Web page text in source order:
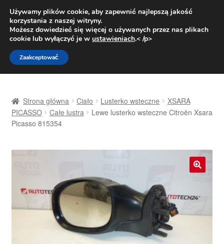
DOSTAWA od 31 zł
Pn.-pt. 9:00-16:00800 003 167
Przejdź
do
nawigacji
Przejdź
do
treści
Dostawa
Moje konto
Strona główna Ciało Lusterko wsteczne
XSARA
PICASSO
Całe lustra
Lewe lusterko wsteczne Citroën Xsara
Picasso 815354
Używamy plików cookie, aby zapewnić najlepszą jakość
korzystania z naszej witryny.
Możesz dowiedzieć się więcej o używanych przez nas plikach
cookie lub wyłączyć je w ustawieniach.< /p>
Zaakceptować